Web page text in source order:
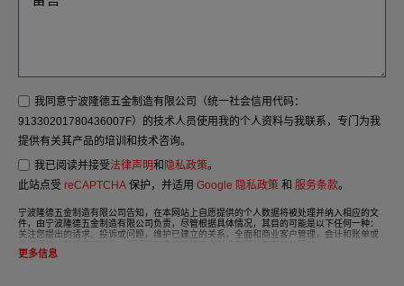
我同意宁波隆德五金制造有限公司（统一社会信用代码：
91330201780436007F）的技术人员使用我的个人资料与我联系，专门为我
提供有关其产品的培训和技术咨询。
我已阅读并接受法律声明和 隐私政策。
此站点受 reCAPTCHA 保护，并适用 Google 隐私政策 和 服务条款。
宁波隆德五金制造有限公司告知，在本网站上自愿提供的个人数据将被处理并纳入相应的文
件，由宁波隆德五金制造有限公司负责，尽管根据具体情况，其目的可能是以下任何一种：
关注您提出的请求、投诉或问题，维护已建立的关系，全面和商业客户管理，会计和账单或
发送通信，包括电子媒体、新闻和与宁波隆德五金制造有限公司有关的活动。
更多信息